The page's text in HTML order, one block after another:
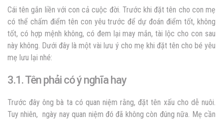
Cái tên gắn liền với con cả cuộc đời. Trước khi đặt tên cho con mẹ
có thể chấm điểm tên con yêu trước để dự đoán điểm tốt, không
tốt, có hợp mệnh không, có đem lại may mắn, tài lộc cho con sau
này không. Dưới đây là một vài lưu ý cho mẹ khi đặt tên cho bé yêu
mẹ lưu lại nhé:
3.1. Tên phải có ý nghĩa hay
Trước đây ông bà ta có quan niệm rằng, đặt tên xấu cho dễ nuôi.
Tuy nhiên, ngày nay quan niệm đó đã không còn đúng nữa. Mẹ cần